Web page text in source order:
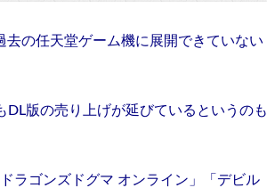
の任天堂ゲーム機に展開できていない
版の売り上げが延びているというのも
ラゴンズドグマ オンライン」「デビル